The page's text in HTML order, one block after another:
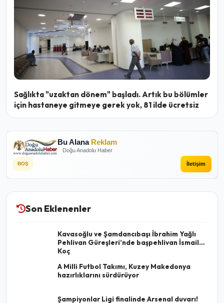
Sağlıkta "uzaktan dönem" başladı. Artık bu bölümler
için hastaneye gitmeye gerek yok, 81 ilde ücretsiz
Bu Alana Reklam
Doğu Anadolu Haber
BOŞ İletişim
Son Eklenenler
Kavasoğlu ve Şamdancıbaşı İbrahim Yağlı
Pehlivan Güreşleri’nde başpehlivan İsmail
Koç
A Milli Futbol Takımı, Kuzey Makedonya
hazırlıklarını sürdürüyor
Şampiyonlar Ligi finalinde Arsenal duvarı!